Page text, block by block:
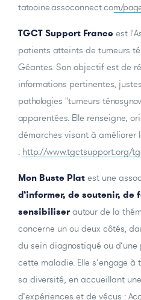
tatooine.assoconnect.com/
TGCT Support France est
patients atteints de tumeurs
Géantes. Son objectif est de
informations pertinentes,
pathologies "tumeurs
apparentées. Elle renseigne,
démarches visant à améliorer
: http://www.tgctsupport.org/
Mon Buste Plat est une
d’informer, de soutenir, de
sensibiliserautour de la
concerne un ou deux côtés,
du sein diagnostiqué ou
cette maladie. Elle s’engage
sa diversité, en accueillant
d’expériences et de vécus :